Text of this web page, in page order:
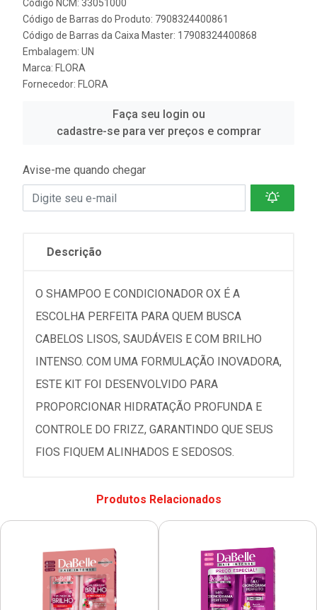
Código NCM: 33051000
Código de Barras do Produto: 7908324400861
Código de Barras da Caixa Master: 17908324400868
Embalagem: UN
Marca: FLORA
Fornecedor: FLORA
Faça seu login ou
cadastre-se para ver preços e comprar
Avise-me quando chegar
Descrição
O SHAMPOO E CONDICIONADOR OX É A
ESCOLHA PERFEITA PARA QUEM BUSCA
CABELOS LISOS, SAUDÁVEIS E COM BRILHO
INTENSO. COM UMA FORMULAÇÃO INOVADORA,
ESTE KIT FOI DESENVOLVIDO PARA
PROPORCIONAR HIDRATAÇÃO PROFUNDA E
CONTROLE DO FRIZZ, GARANTINDO QUE SEUS
FIOS FIQUEM ALINHADOS E SEDOSOS.
Produtos Relacionados